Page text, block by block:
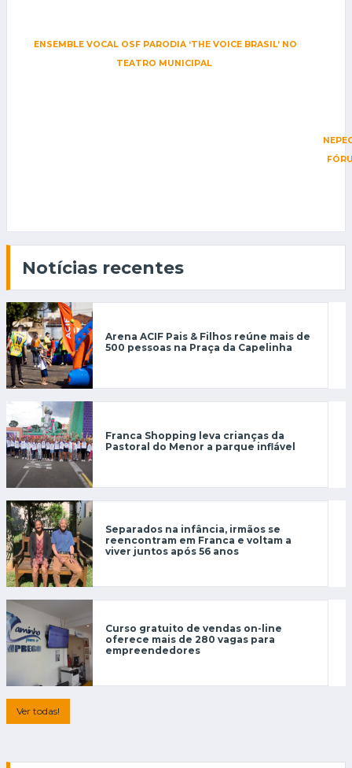
ENSEMBLE VOCAL OSF PARODIA ‘THE VOICE BRASIL’ NO
TEATRO MUNICIPAL
Notícias recentes
Arena ACIF Pais & Filhos reúne mais de
500 pessoas na Praça da Capelinha
Franca Shopping leva crianças da
Pastoral do Menor a parque inflável
Separados na infância, irmãos se
reencontram em Franca e voltam a
viver juntos após 56 anos
Curso gratuito de vendas on-line
oferece mais de 280 vagas para
empreendedores
Ver todas!